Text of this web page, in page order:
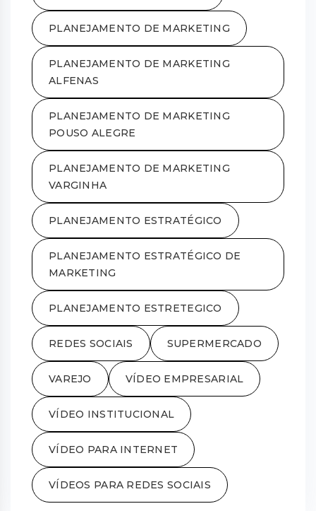
PLANEJAMENTO DE MARKETING
PLANEJAMENTO DE MARKETING
ALFENAS
PLANEJAMENTO DE MARKETING
POUSO ALEGRE
PLANEJAMENTO DE MARKETING
VARGINHA
PLANEJAMENTO ESTRATÉGICO
PLANEJAMENTO ESTRATÉGICO DE
MARKETING
PLANEJAMENTO ESTRETEGICO
REDES SOCIAIS SUPERMERCADO
VAREJO VÍDEO EMPRESARIAL
VÍDEO INSTITUCIONAL
VÍDEO PARA INTERNET
VÍDEOS PARA REDES SOCIAIS